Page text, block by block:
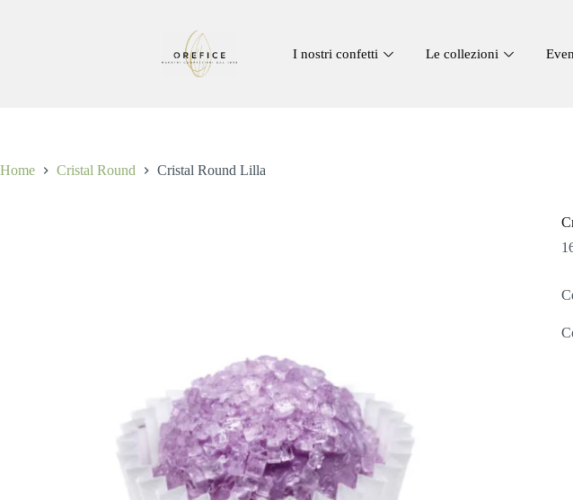
I nostri confetti Le collezioni
Home Cristal Round Cristal Round Lilla